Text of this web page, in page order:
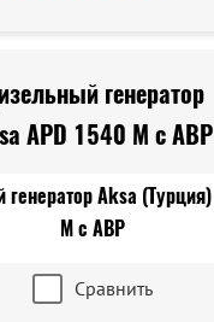
генератор
APD 1540 M с АВР
Сравнить